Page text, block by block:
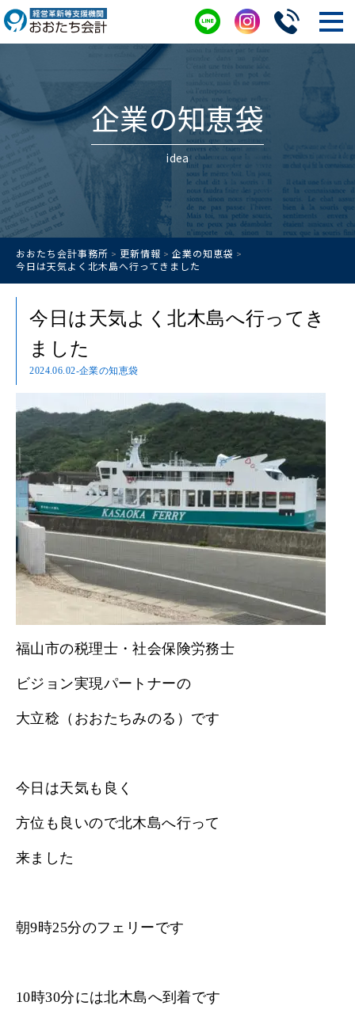
企業の知恵袋
idea
おおたち会計事務所 > 更新情報 > 企業の知恵袋 >
今日は天気よく北木島へ行ってきました
今日は天気よく北木島へ行ってき
ました
2024.06.02-企業の知恵袋
福山市の税理士・社会保険労務士
ビジョン実現パートナーの
大立稔（おおたちみのる）です
今日は天気も良く
方位も良いので北木島へ行って
来ました
朝9時25分のフェリーです
10時30分には北木島へ到着です